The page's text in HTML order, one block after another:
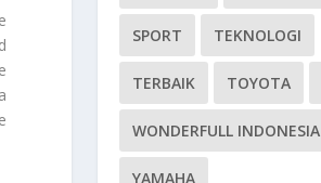
SPORT TEKNOLOGI
TERBAIK TOYOTA
WONDERFULL INDONESIA
YAMAHA